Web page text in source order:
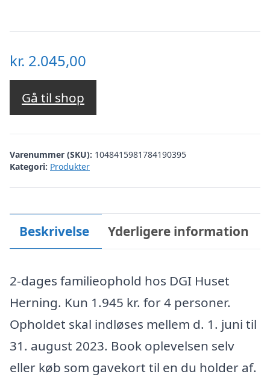
kr. 2.045,00
Gå til shop
Varenummer (SKU): 1048415981784190395
Kategori: Produkter
Beskrivelse Yderligere information
2-dages familieophold hos DGI Huset
Herning. Kun 1.945 kr. for 4 personer.
Opholdet skal indløses mellem d. 1. juni til
31. august 2023. Book oplevelsen selv
eller køb som gavekort til en du holder af.